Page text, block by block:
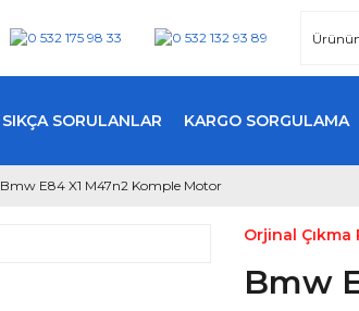
SIKÇA SORULANLAR KARGO SORGULAMA
Bmw E84 X1 M47n2 Komple Motor
Orjinal Çıkma
Bmw